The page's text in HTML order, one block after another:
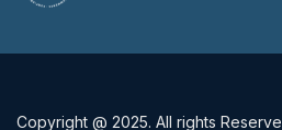
Copyright @ 2025. All rights